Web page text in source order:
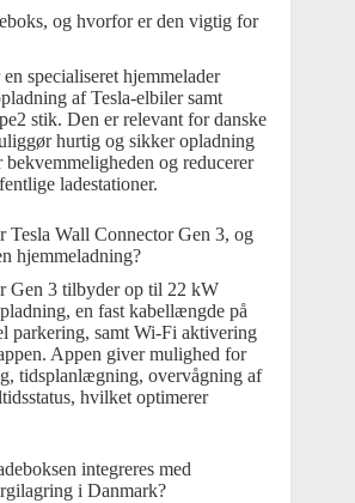
og hvorfor er den vigtig for
specialiseret hjemmelader
af Tesla-elbiler samt
stik. Den er relevant for danske
hurtig og sikker opladning
og reducerer
ladestationer.
Wall Connector Gen 3, og
hjemmeladning?
Gen 3 tilbyder op til 22 kW
en fast kabellængde på
parkering, samt Wi-Fi aktivering
Appen giver mulighed for
tidsplanlægning, overvågning af
hvilket optimerer
integreres med
i Danmark?